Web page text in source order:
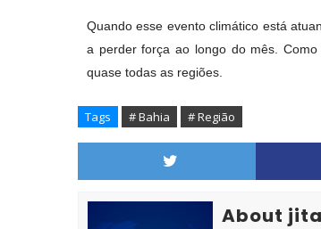
Quando esse evento climático está
a perder força ao longo do mês.
quase todas as regiões.
Tags # Bahia # Região
About